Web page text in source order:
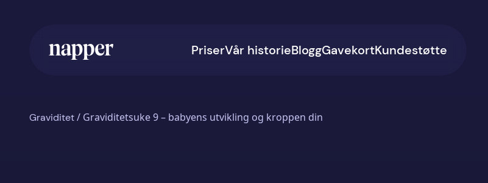
PriserVår historieBloggGavekortKundestøtte
Graviditet/ Graviditetsuke 9 – babyens utvikling og kroppen din